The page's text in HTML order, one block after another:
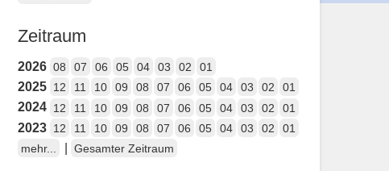
Zeitraum
2026 08 07 06 05 04 03 02 01
2025 12 11 10 09 08 07 06 05 04 03 02 01
2024 12 11 10 09 08 07 06 05 04 03 02 01
2023 12 11 10 09 08 07 06 05 04 03 02
01
mehr...
Gesamter Zeitraum